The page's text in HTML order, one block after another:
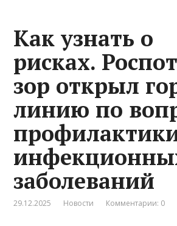
Как узнать о
рисках.
зор открыл
линию по
заболеваний
29.12.2025 Новости Комментарии: 0